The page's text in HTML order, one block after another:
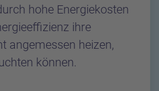
hohe Energiekosten
ihre
angemessen heizen,
können.